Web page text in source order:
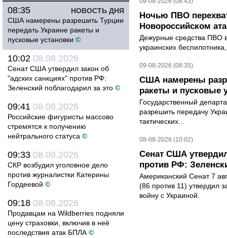
НОВОСТЬ ДНЯ
08:35
США намерены разрешить Турции
передать Украине ракеты и
пусковые установки ©
10:02 08.08.2026
Сенат США утвердил закон об
"адских санкциях" против РФ:
Зеленский поблагодарил за это ©
09:41 08.08.2026
Российские фигуристы массово
стремятся к получению
нейтрального статуса ©
09:33 08.08.2026
СКР возбудил уголовное дело
против журналистки Катерины
Гордеевой ©
09:18 08.08.2026
Продавцам на Wildberries подняли
цену страховки, включив в неё
последствия атак БПЛА ©
Ночью ПВО
Новороссийском
Дежурные средства ПВО
украинских
09-08-2026 (08:35)
США намерены
ракеты и пусковые
Государственный
разрешить передачу
тактических...
08-08-2026 (10:02)
Сенат США
против РФ:
Американский Сенат 7
(86 против 11) утвердил
войну с Украиной.